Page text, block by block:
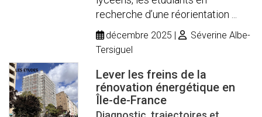
recherche d’une réorientation ...
décembre 2025
Séverine Albe-
Tersiguel
Lever les freins de la
rénovation énergétique en
Île-de-France